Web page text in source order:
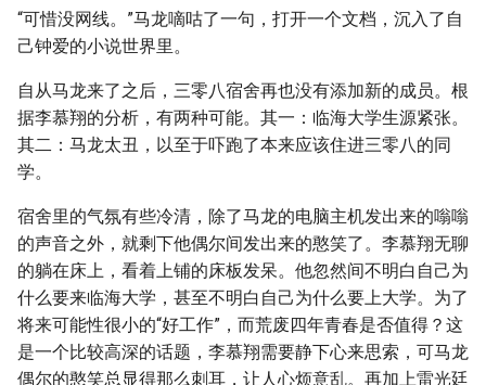
“可惜没网线。”马龙嘀咕了一句，打开一个文档，沉入了自
己钟爱的小说世界里。
自从马龙来了之后，三零八宿舍再也没有添加新的成员。根
据李慕翔的分析，有两种可能。其一：临海大学生源紧张。
其二：马龙太丑，以至于吓跑了本来应该住进三零八的同
学。
宿舍里的气氛有些冷清，除了马龙的电脑主机发出来的嗡嗡
的声音之外，就剩下他偶尔间发出来的憨笑了。李慕翔无聊
的躺在床上，看着上铺的床板发呆。他忽然间不明白自己为
什么要来临海大学，甚至不明白自己为什么要上大学。为了
将来可能性很小的“好工作”，而荒废四年青春是否值得？这
是一个比较高深的话题，李慕翔需要静下心来思索，可马龙
偶尔的憨笑总显得那么刺耳，让人心烦意乱。再加上雷光廷